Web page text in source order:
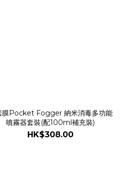
膜Pocket Fogger 納米消毒多功能
噴霧器套裝(配100ml補充裝)
HK$308.00